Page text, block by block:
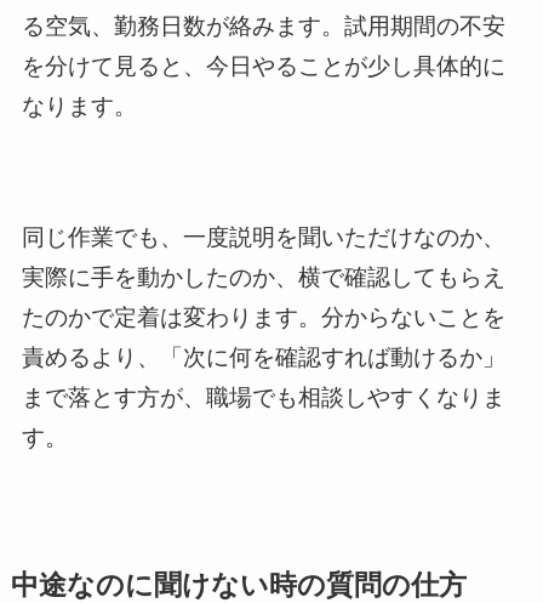
る空気、勤務日数が絡みます。試用期間の不安
を分けて見ると、今日やることが少し具体的に
なります。
同じ作業でも、一度説明を聞いただけなのか、
実際に手を動かしたのか、横で確認してもらえ
たのかで定着は変わります。分からないことを
責めるより、「次に何を確認すれば動けるか」
まで落とす方が、職場でも相談しやすくなりま
す。
中途なのに聞けない時の質問の仕方